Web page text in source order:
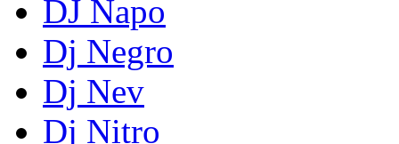
DJ Napo
Dj Negro
Dj Nev
Dj Nitro